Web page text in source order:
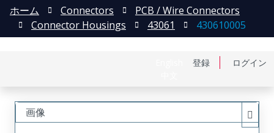
登録 ログイン
ホーム Connectors
PCB / Wire Connectors
Connector Housings
43061 430610005
画像